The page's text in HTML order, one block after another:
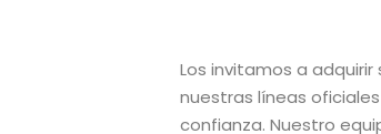
Los invitamos a
nuestras líneas
confianza. Nuestro